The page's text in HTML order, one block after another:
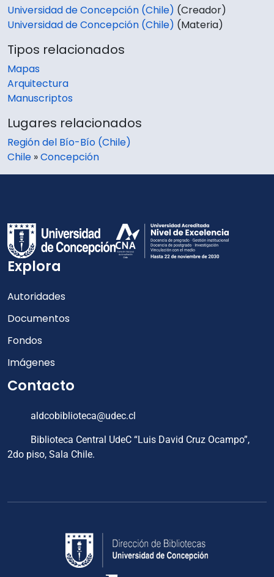
Universidad de Concepción (Chile) (Creador)
Universidad de Concepción (Chile) (Materia)
Tipos relacionados
Mapas
Arquitectura
Manuscriptos
Lugares relacionados
Región del Bío-Bío (Chile)
Chile »Concepción
Explora
Autoridades
Documentos
Fondos
Imágenes
Contacto
aldcobiblioteca@udec.cl
Biblioteca Central UdeC “Luis David Cruz Ocampo”,
2do piso, Sala Chile.